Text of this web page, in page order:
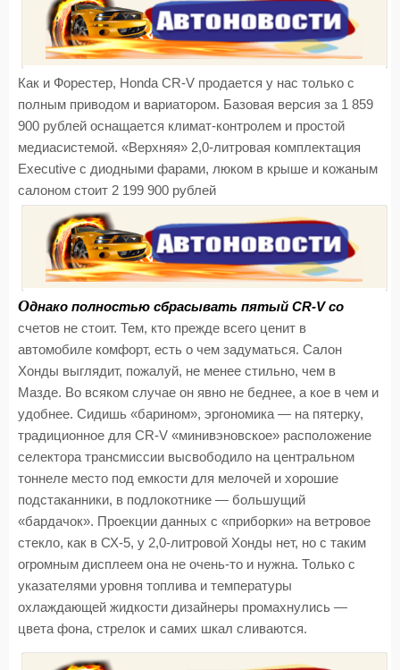
Как и Форестер, Honda CR-V продается у нас только с
полным приводом и вариатором. Базовая версия за 1 859
900 рублей оснащается климат-контролем и простой
медиасистемой. «Верхняя» 2,0-литровая комплектация
Executive с диодными фарами, люком в крыше и кожаным
салоном стоит 2 199 900 рублей
Однако полностью сбрасывать пятый CR-V со
счетов не стоит. Тем, кто прежде всего ценит в
автомобиле комфорт, есть о чем задуматься. Салон
Хонды выглядит, пожалуй, не менее стильно, чем в
Мазде. Во всяком случае он явно не беднее, а кое в чем и
удобнее. Сидишь «барином», эргономика — на пятерку,
традиционное для CR-V «минивэновское» расположение
селектора трансмиссии высвободило на центральном
тоннеле место под емкости для мелочей и хорошие
подстаканники, в подлокотнике — большущий
«бардачок». Проекции данных с «приборки» на ветровое
стекло, как в СХ-5, у 2,0-литровой Хонды нет, но с таким
огромным дисплеем она не очень-то и нужна. Только с
указателями уровня топлива и температуры
охлаждающей жидкости дизайнеры промахнулись —
цвета фона, стрелок и самих шкал сливаются.